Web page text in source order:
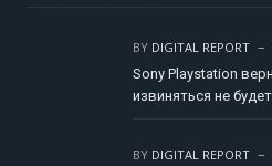
BY DIGITAL REPORT
Sony Playstation
извиняться не будет
BY DIGITAL REPORT